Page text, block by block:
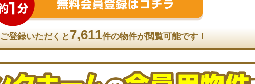
ご登録いただくと7,611件の物件が閲覧可能です！